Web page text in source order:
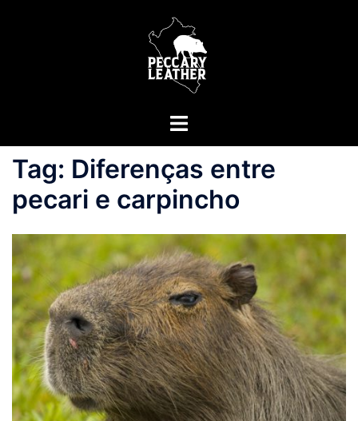
Alternar
Tag: Diferenças entre
pecari e carpincho